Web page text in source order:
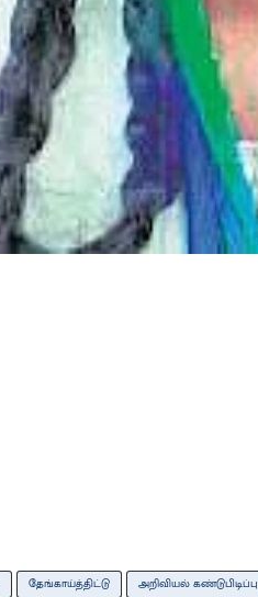
தேங்காய்த்திட்டு அறிவியல் கண்டுபிடிப்பு